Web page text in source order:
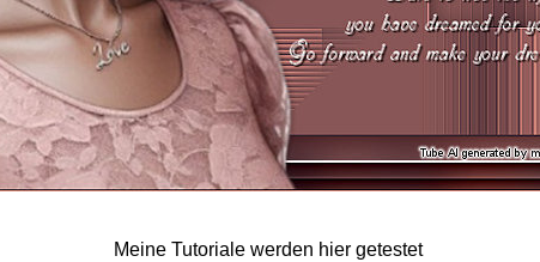
Meine Tutoriale werden hier getestet